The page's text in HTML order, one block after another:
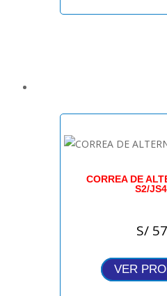
CORREA DE
S2/
S/
VER